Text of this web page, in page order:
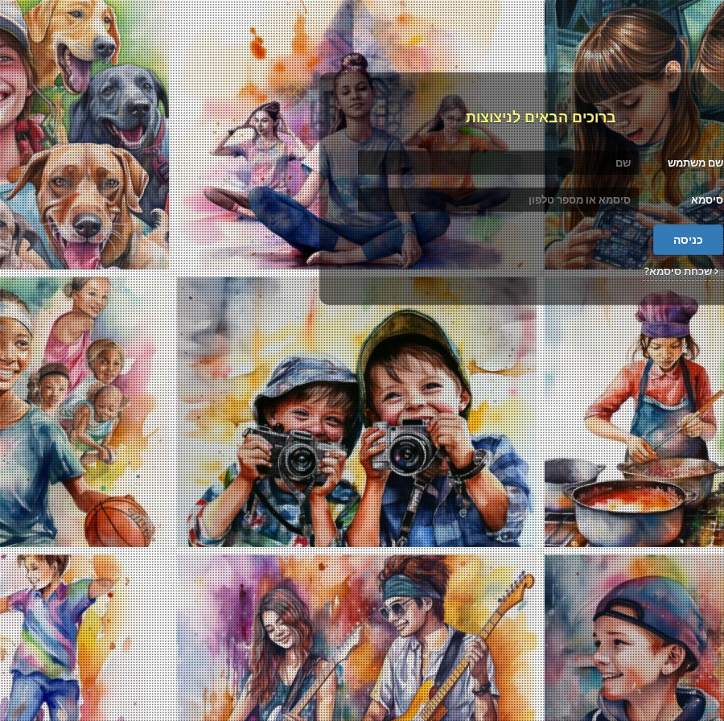
ברוכים הבאים לניצוצות
שם משתמש
סיסמא
כניסה
שכחת סיסמא?